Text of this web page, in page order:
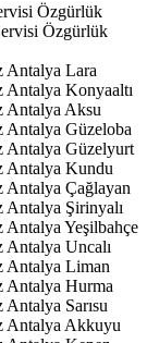
Özgürlük
Özgürlük
Antalya Lara
Konyaaltı
Antalya Aksu
Antalya Güzeloba
Antalya Güzelyurt
Antalya Kundu
Çağlayan
Şirinyalı
Yeşilbahçe
Uncalı
Antalya Liman
Antalya Hurma
Sarısu
Antalya Akkuyu